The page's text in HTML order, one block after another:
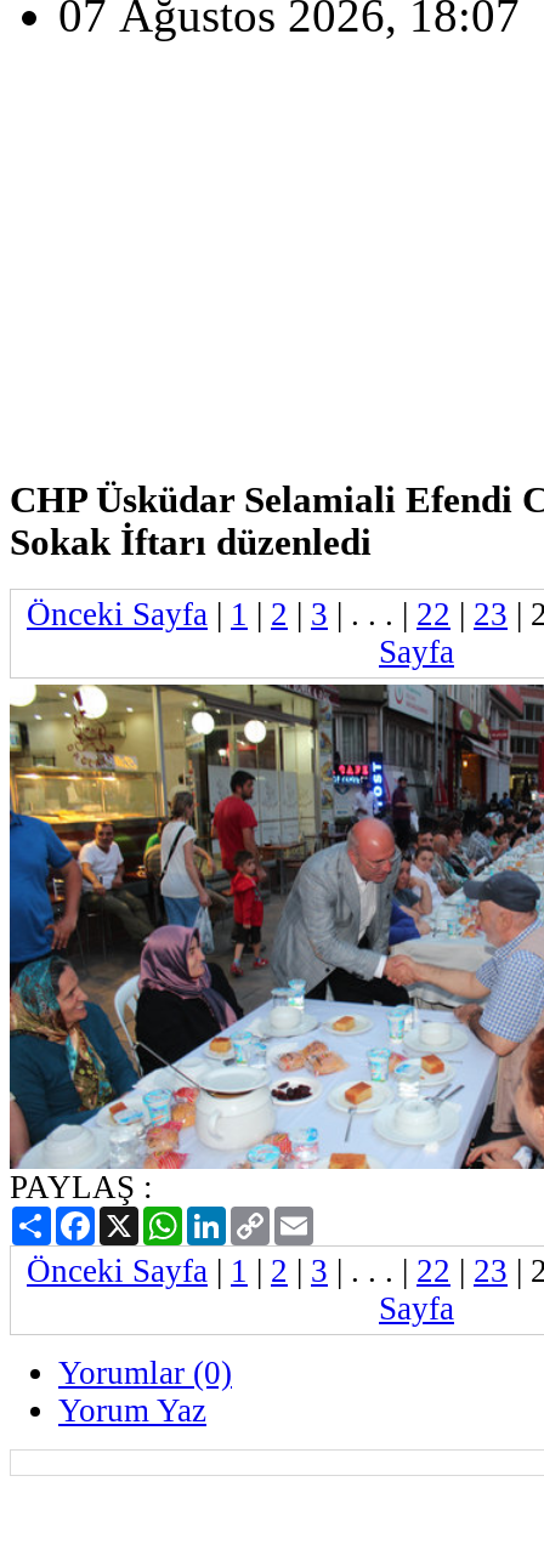
07 Ağustos 2026, 18:07
CHP Üsküdar Selamiali Efendi
Sokak İftarı düzenledi
Önceki Sayfa | 1 | 2 | 3 | . . . | 22 | 23 |
Sayfa
PAYLAŞ :
PaylaşFacebook
X WhatsAppLinkedIn
Copy
Link
Önceki Sayfa | 1 | 2 | 3 | . . . | 22 | 23 |
Sayfa
Yorumlar (0)
Yorum Yaz